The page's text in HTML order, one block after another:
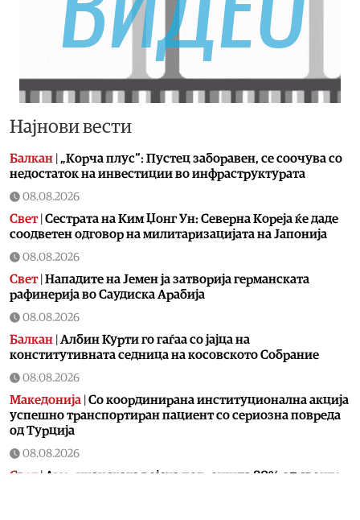
Најнови вести
Балкан „Корча плус“: Пустец заборавен, се соочува со
недостаток на инвестиции во инфраструктурата
08.08.2026
Свет| Сестрата на Ким Џонг Ун: Cеверна Кореја ќе даде
соодветен одговор на милитаризацијата на Јапонија
08.08.2026
Свет| Нападите на Јемен ја затворија германската
рафинерија во Саудиска Арабија
08.08.2026
Балкан Албин Курти го гаѓаа со јајца на
конститутивната седница на косовското Собрание
08.08.2026
Македонија Со координирана институционална акција
успешно транспортиран пациент со сериозна повреда
од Турција
08.08.2026
Свет | Американската војска потрошила 80% од своите